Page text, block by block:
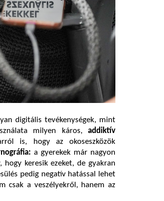
digitális tevékenységek, mint
milyen káros, addiktív
is, hogy az okoseszközök
a gyerekek már nagyon
keresik ezeket, de gyakran
pedig negatív hatással lehet
csak a veszélyekről, hanem az